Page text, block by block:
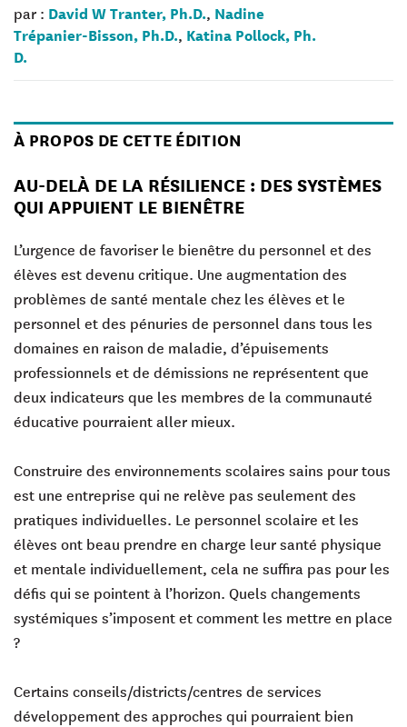
par : David W Tranter, Ph.D., Nadine
Trépanier-Bisson, Ph.D., Katina Pollock, Ph.
D.
À PROPOS DE CETTE ÉDITION
AU-DELÀ DE LA RÉSILIENCE : DES SYSTÈMES
QUI APPUIENT LE BIENÊTRE
L’urgence de favoriser le bienêtre du personnel et des
élèves est devenu critique. Une augmentation des
problèmes de santé mentale chez les élèves et le
personnel et des pénuries de personnel dans tous les
domaines en raison de maladie, d’épuisements
professionnels et de démissions ne représentent que
deux indicateurs que les membres de la communauté
éducative pourraient aller mieux.
Construire des environnements scolaires sains pour tous
est une entreprise qui ne relève pas seulement des
pratiques individuelles. Le personnel scolaire et les
élèves ont beau prendre en charge leur santé physique
et mentale individuellement, cela ne suffira pas pour les
défis qui se pointent à l’horizon. Quels changements
systémiques s’imposent et comment les mettre en place
?
Certains conseils/districts/centres de services
développement des approches qui pourraient bien